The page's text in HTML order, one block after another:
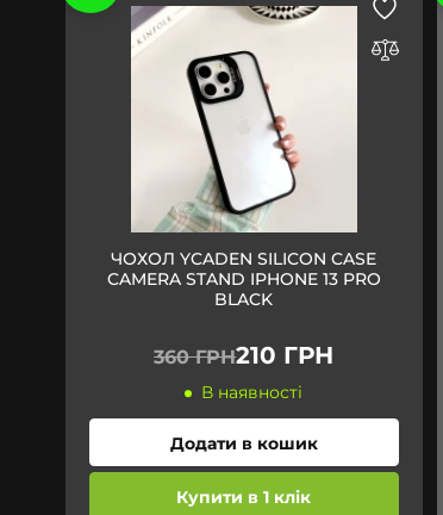
ЧОХОЛ YCADEN SILICON CASE
CAMERA STAND IPHONE 13 PRO
BLACK
360 ГРН210 ГРН
В наявності
Додати в кошик
Купити в 1 клік